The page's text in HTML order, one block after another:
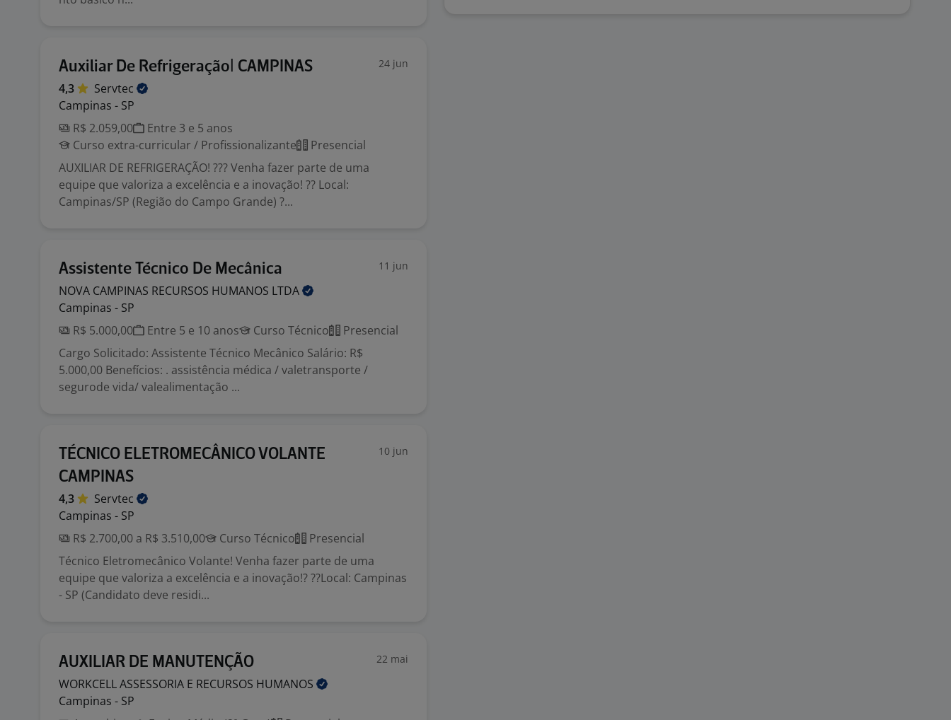
Auxiliar De Refrigeração| CAMPINAS 24 jun
4,3
Servtec
Campinas - SP
R$ 2.059,00
Entre 3 e 5 anos
Curso extra-curricular / Profissionalizante
Presencial
AUXILIAR DE REFRIGERAÇÃO! ??? Venha fazer parte de uma
equipe que valoriza a excelência e a inovação! ?? Local:
Campinas/SP (Região do Campo Grande) ?...
Assistente Técnico De Mecânica 11 jun
NOVA CAMPINAS RECURSOS HUMANOS LTDA
Campinas - SP
R$ 5.000,00
Entre 5 e 10 anos Curso Técnico
Presencial
Cargo Solicitado: Assistente Técnico Mecânico Salário: R$
5.000,00 Benefícios: . assistência médica / valetransporte /
segurode vida/ valealimentação ...
TÉCNICO ELETROMECÂNICO VOLANTE
CAMPINAS
10 jun
4,3
Servtec
Campinas - SP
R$ 2.700,00 a R$ 3.510,00
Curso Técnico
Presencial
Técnico Eletromecânico Volante! Venha fazer parte de uma
equipe que valoriza a excelência e a inovação!? ??Local: Campinas
- SP (Candidato deve residi...
AUXILIAR DE MANUTENÇÃO 22 mai
WORKCELL ASSESSORIA E RECURSOS HUMANOS
Campinas - SP